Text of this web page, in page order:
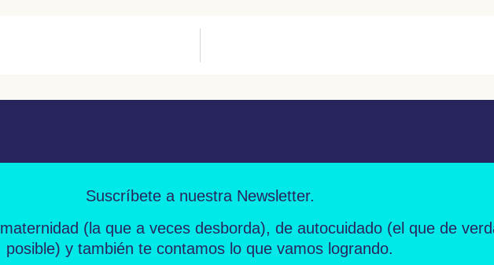
Suscríbete a nuestra Newsletter.
maternidad (la que a veces desborda), de autocuidado (el que de
posible) y también te contamos lo que vamos logrando.